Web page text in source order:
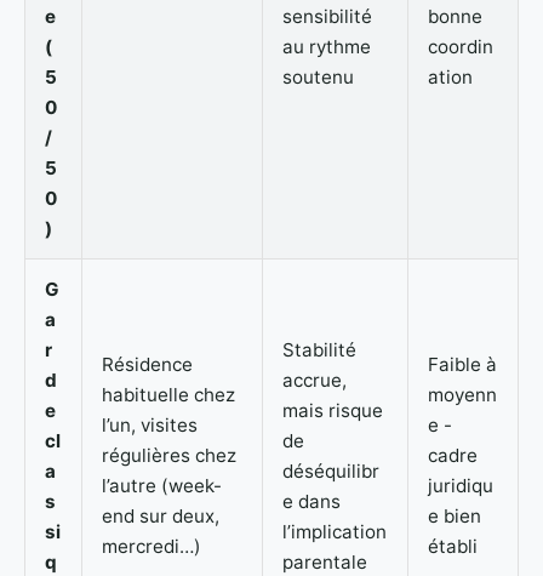
e
(
5
0
/
5
0
)
sensibilité
au rythme
soutenu
bonne
coordin
ation
G
a
r
d
e
cl
a
s
si
q
Résidence
habituelle chez
l’un, visites
régulières chez
l’autre (week-
end sur deux,
mercredi…)
Stabilité
accrue,
mais risque
de
déséquilibr
e dans
l’implication
parentale
Faible à
moyenn
e -
cadre
juridiqu
e bien
établi